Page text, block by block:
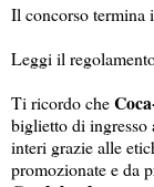
Il concorso termina
Leggi il
Ti ricordo che
biglietto di ingresso
interi grazie alle
promozionate e da